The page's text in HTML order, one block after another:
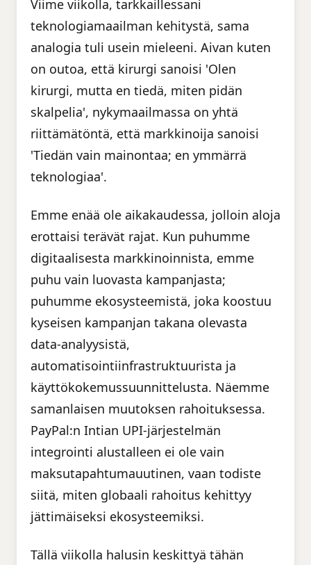
Viime viikolla, tarkkaillessani
teknologiamaailman kehitystä, sama
analogia tuli usein mieleeni. Aivan kuten
on outoa, että kirurgi sanoisi 'Olen
kirurgi, mutta en tiedä, miten pidän
skalpelia', nykymaailmassa on yhtä
riittämätöntä, että markkinoija sanoisi
'Tiedän vain mainontaa; en ymmärrä
teknologiaa'.
Emme enää ole aikakaudessa, jolloin aloja
erottaisi terävät rajat. Kun puhumme
digitaalisesta markkinoinnista, emme
puhu vain luovasta kampanjasta;
puhumme ekosysteemistä, joka koostuu
kyseisen kampanjan takana olevasta
data-analyysistä,
automatisointiinfrastruktuurista ja
käyttökokemussuunnittelusta. Näemme
samanlaisen muutoksen rahoituksessa.
PayPal:n Intian UPI-järjestelmän
integrointi alustalleen ei ole vain
maksutapahtumauutinen, vaan todiste
siitä, miten globaali rahoitus kehittyy
jättimäiseksi ekosysteemiksi.
Tällä viikolla halusin keskittyä tähän